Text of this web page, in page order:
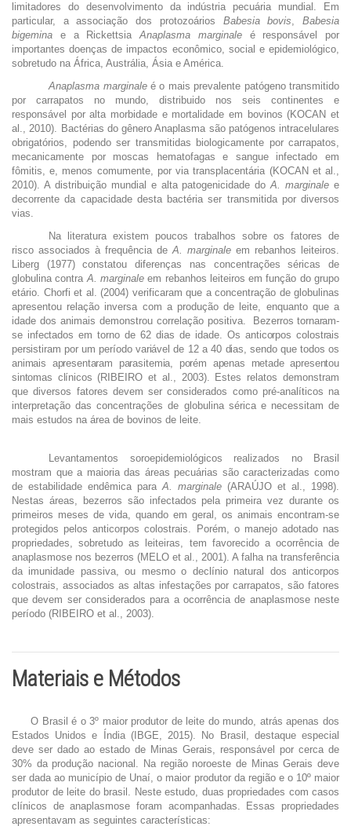
limitadores do desenvolvimento da indústria pecuária mundial. Em
particular, a associação dos protozoários Babesia bovis, Babesia
bigemina e a RickettsiaAnaplasma marginale é responsável por
importantes doenças de impactos econômico, social e epidemiológico,
sobretudo na África, Austrália, Ásia e América.
Anaplasma marginaleé o mais prevalente patógeno transmitido
por carrapatos no mundo, distribuido nos seis continentes e
responsável por alta morbidade e mortalidade em bovinos (KOCAN et
al., 2010). Bactérias do gênero Anaplasma são patógenos intracelulares
obrigatórios, podendo ser transmitidas biologicamente por carrapatos,
mecanicamente por moscas hematofagas e sangue infectado em
fômitis, e, menos comumente, por via transplacentária (KOCAN et al.,
2010). A distribuição mundial e alta patogenicidade doA. marginale e
decorrente da capacidade desta bactéria ser transmitida por diversos
vias.
Na literatura existem poucos trabalhossobre os fatores de
risco associados à frequência deA. marginale em rebanhos leiteiros.
Liberg (1977) constatou diferenças nas concentrações séricas de
globulina contraA. marginaleem rebanhos leiteiros em função do grupo
etário. Chorfi et al. (2004) verificaram que a concentração de globulinas
apresentou relação inversa com a produção de leite, enquanto que a
idade dos animais demonstrou correlação positiva.
Bezerros tornaram-
se infectados em torno de 62 dias de idade. Os anticorpos colostrais
persistiram por um período variável de 12 a 40 dias, sendo que todos os
animais apresentaram parasitemia, porém apenas metade apresentou
sintomas clínicos (RIBEIRO et al., 2003). Estes relatos demonstram
que diversos fatores devem ser considerados como pré-analíticos na
interpretação das concentrações de globulina sérica e necessitam de
mais estudos na área de bovinos de leite.
Levantamentos soroepidemiológicos realizados no Brasil
mostram que a maioria das áreas pecuárias são caracterizadas como
de estabilidade endêmica paraA. marginale (ARAÚJO et al., 1998).
Nestas áreas, bezerros são infectados pela primeira vez durante os
primeiros meses de vida, quando em geral, os animais encontram-se
protegidos pelos anticorpos colostrais. Porém, o manejo adotado nas
propriedades, sobretudo as leiteiras, tem favorecido a ocorrência de
anaplasmose nos bezerros (MELO et al., 2001). A falha na transferência
da imunidade passiva, ou mesmo o declínio natural dos anticorpos
colostrais, associados as altas infestações por carrapatos, são fatores
que devem ser considerados para a ocorrência de anaplasmose neste
período (RIBEIRO et al., 2003).
Materiais e Métodos
O Brasil é o 3º maior produtor de leite do mundo, atrás apenas dos
Estados Unidos e Índia (IBGE, 2015). No Brasil, destaque especial
deve ser dado ao estado de Minas Gerais, responsável por cerca de
30% da produção nacional. Na região noroeste de Minas Gerais deve
ser dada ao município de Unaí, o maior produtor da região e o 10º maior
produtor de leite do brasil. Neste estudo, duas propriedades com casos
clínicos de anaplasmose foram acompanhadas. Essas propriedades
apresentavam as seguintes características: